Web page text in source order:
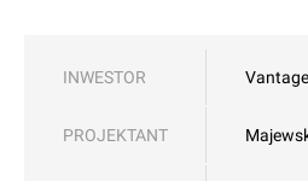
INWESTOR
PROJEKTANT